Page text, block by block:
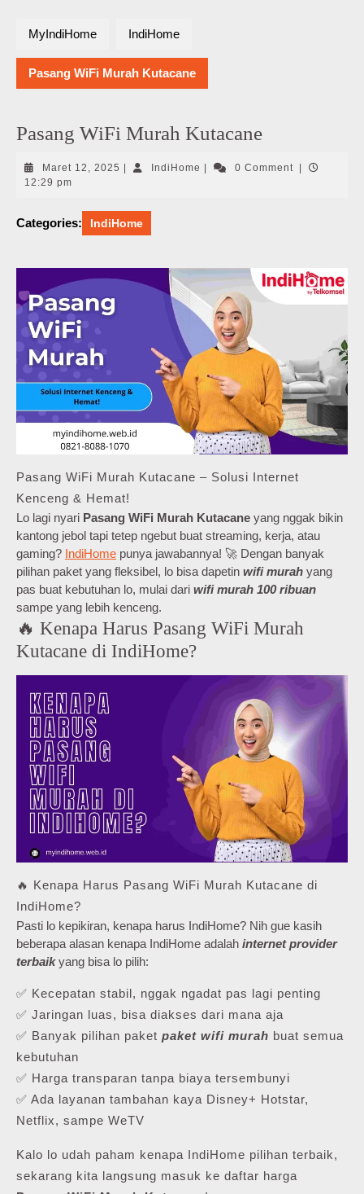
MyIndiHome IndiHome
Pasang WiFi Murah Kutacane
Pasang WiFi Murah Kutacane
Maret 12, 2025 Maret
IndiHome IndiHome0 Comment
12:29 pm
Categories: IndiHome
Pasang WiFi Murah Kutacane – Solusi Internet
Kenceng & Hemat!
Lo lagi nyari Pasang WiFi Murah Kutacane yang nggak bikin
kantong jebol tapi tetep ngebut buat streaming, kerja, atau
gaming? IndiHome punya jawabannya! 🚀 Dengan banyak
pilihan paket yang fleksibel, lo bisa dapetin wifi murah yang
pas buat kebutuhan lo, mulai dari wifi murah 100 ribuan
sampe yang lebih kenceng.
🔥 Kenapa Harus Pasang WiFi Murah
Kutacane di IndiHome?
🔥 Kenapa Harus Pasang WiFi Murah Kutacane di
IndiHome?
Pasti lo kepikiran, kenapa harus IndiHome? Nih gue kasih
beberapa alasan kenapa IndiHome adalah internet provider
terbaikyang bisa lo pilih:
✅ Kecepatan stabil, nggak ngadat pas lagi penting
✅ Jaringan luas, bisa diakses dari mana aja
✅ Banyak pilihan paket paket wifi murah buat semua
kebutuhan
✅ Harga transparan tanpa biaya tersembunyi
✅ Ada layanan tambahan kaya Disney+ Hotstar,
Netflix, sampe WeTV
Kalo lo udah paham kenapa IndiHome pilihan terbaik,
sekarang kita langsung masuk ke daftar harga